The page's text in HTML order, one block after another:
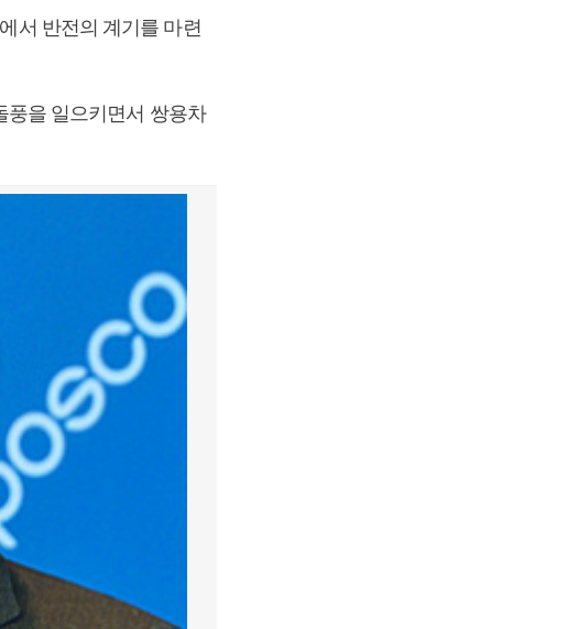
서 반전의 계기를 마련
풍을 일으키면서 쌍용차